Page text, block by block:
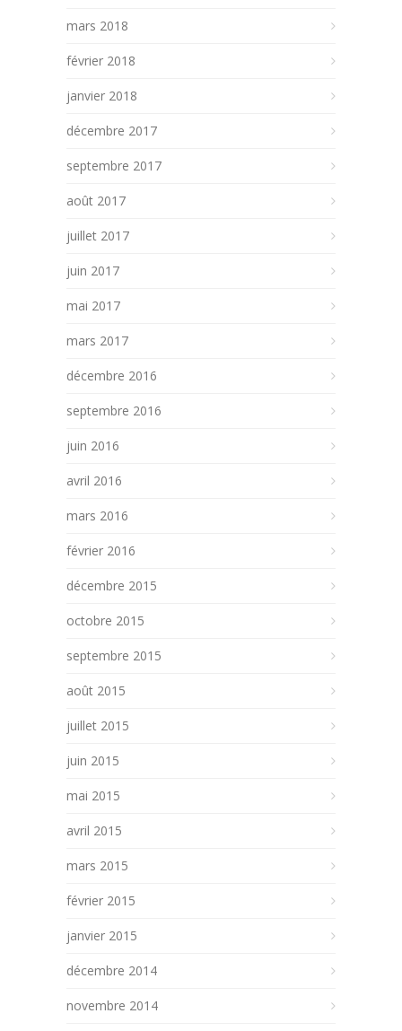
mars 2018
février 2018
janvier 2018
décembre 2017
septembre 2017
août 2017
juillet 2017
juin 2017
mai 2017
mars 2017
décembre 2016
septembre 2016
juin 2016
avril 2016
mars 2016
février 2016
décembre 2015
octobre 2015
septembre 2015
août 2015
juillet 2015
juin 2015
mai 2015
avril 2015
mars 2015
février 2015
janvier 2015
décembre 2014
novembre 2014